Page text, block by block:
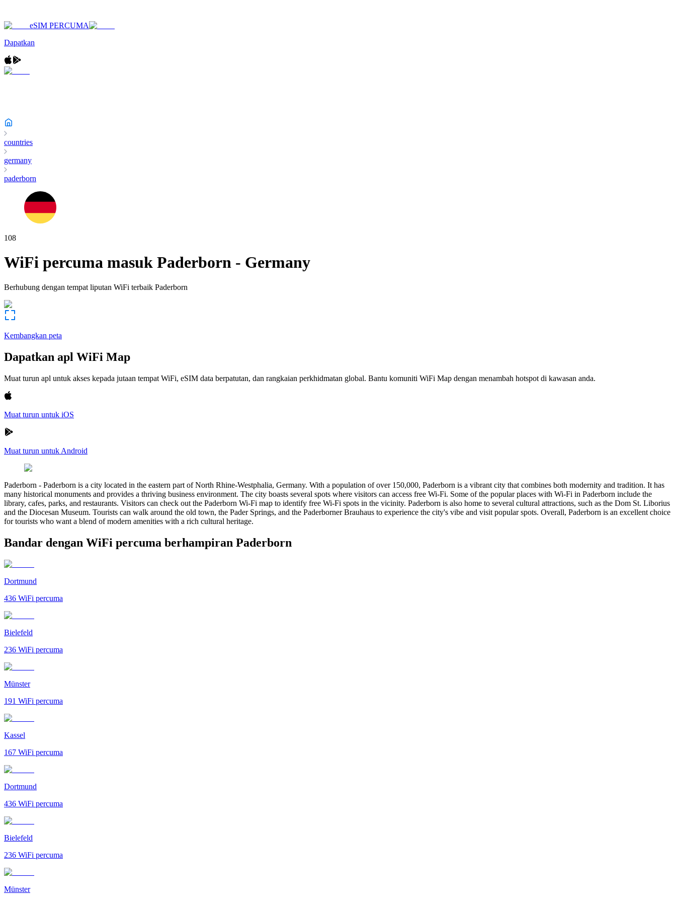
eSIM PERCUMA
Dapatkan
countries
germany
paderborn
108
WiFi percuma masuk Paderborn - Germany
Berhubung dengan tempat liputan WiFi terbaik Paderborn
Kembangkan peta
Dapatkan apl WiFi Map
Muat turun apl untuk akses kepada jutaan tempat WiFi, eSIM data berpatutan, dan rangkaian perkhidmatan global. Bantu komuniti WiFi Map dengan menambah hotspot di kawasan anda.
Muat turun untuk iOS
Muat turun untuk Android
Paderborn - Paderborn is a city located in the eastern part of North Rhine-Westphalia, Germany. With a population of over 150,000, Paderborn is a vibrant city that combines both modernity and tradition. It has
many historical monuments and provides a thriving business environment. The city boasts several spots where visitors can access free Wi-Fi. Some of the popular places with Wi-Fi in Paderborn include the
library, cafes, parks, and restaurants. Visitors can check out the Paderborn Wi-Fi map to identify free Wi-Fi spots in the vicinity. Paderborn is also home to several cultural attractions, such as the Dom St. Liborius
and the Diocesan Museum. Tourists can walk around the old town, the Pader Springs, and the Paderborner Brauhaus to experience the city's vibe and visit popular spots. Overall, Paderborn is an excellent choice
for tourists who want a blend of modern amenities with a rich cultural heritage.
Bandar dengan WiFi percuma berhampiran Paderborn
Dortmund
436 WiFi percuma
Bielefeld
236 WiFi percuma
Münster
191 WiFi percuma
Kassel
167 WiFi percuma
Dortmund
436 WiFi percuma
Bielefeld
236 WiFi percuma
Münster